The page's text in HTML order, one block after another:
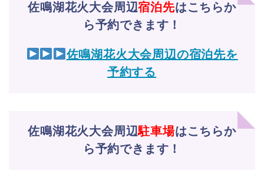
佐鳴湖花火大会周辺宿泊先はこちらか
ら予約できます！
佐鳴湖花火大会周辺の宿泊先を
予約する
佐鳴湖花火大会周辺駐車場はこちらか
ら予約できます！